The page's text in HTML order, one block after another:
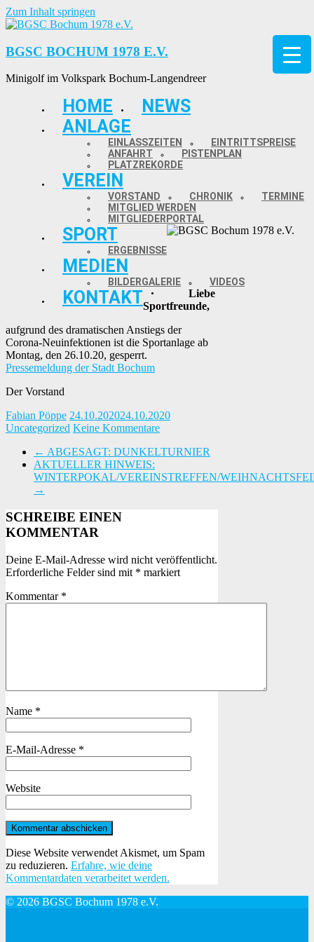
Zum Inhalt springen
BGSC BOCHUM 1978 E.V.
Minigolf im Volkspark Bochum-Langendreer
HOME
NEWS
ANLAGE
EINLASSZEITEN
EINTRITTSPREISE
ANFAHRT
PISTENPLAN
PLATZREKORDE
VEREIN
VORSTAND CHRONIK
TERMINE
MITGLIED WERDEN
MITGLIEDERPORTAL
SPORT
ERGEBNISSE
MEDIEN
BILDERGALERIE VIDEOS
KONTAKT
Liebe
Sportfreunde,
aufgrund des dramatischen Anstiegs der
Corona-Neuinfektionen ist die Sportanlage ab
Montag, den 26.10.20, gesperrt.
Pressemeldung der Stadt Bochum
Der Vorstand
Fabian Pöppe 24.10.202024.10.2020
Uncategorized Keine Kommentare
← ABGESAGT: DUNKELTURNIER
AKTUELLER HINWEIS:
WINTERPOKAL/VEREINSTREFFEN/
→
SCHREIBE EINEN
KOMMENTAR
Deine E-Mail-Adresse wird nicht veröffentlicht.
Erforderliche Felder sind mit * markiert
Kommentar *
Name *
E-Mail-Adresse *
Website
Diese Website verwendet Akismet, um Spam
zu reduzieren. Erfahre, wie deine
Kommentardaten verarbeitet werden.
© 2026 BGSC Bochum 1978 e.V.